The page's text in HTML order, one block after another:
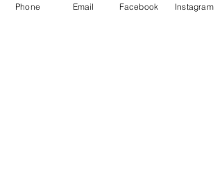
Phone Email Facebook Instagram